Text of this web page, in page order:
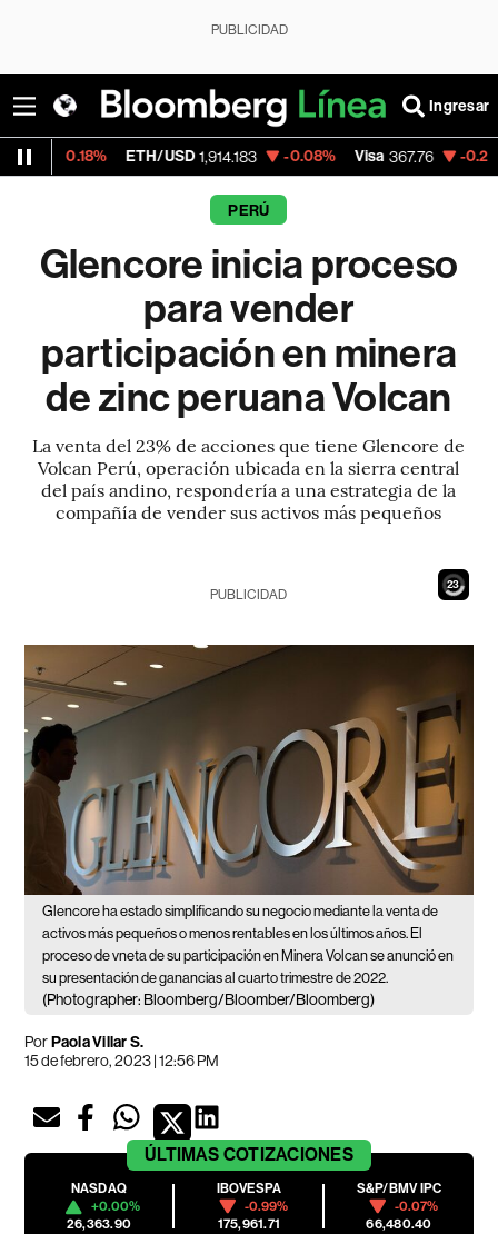
PUBLICIDAD
Ingresar
ETH/USD 1,914.183 -0.08% Visa 367.76 -0.21%
PERÚ
Glencore inicia proceso
para vender
participación en minera
de zinc peruana Volcan
La venta del 23% de acciones que tiene Glencore de
Volcan Perú, operación ubicada en la sierra central
del país andino, respondería a una estrategia de la
compañía de vender sus activos más pequeños
22
PUBLICIDAD
Glencore ha estado simplificando su negocio mediante la venta de
activos más pequeños o menos rentables en los últimos años. El
proceso de vneta de su participación en Minera Volcan se anunció en
su presentación de ganancias al cuarto trimestre de 2022.
(Photographer: Bloomberg/Bloomber/Bloomberg)
PorPaola Villar S.
15 de febrero, 2023 | 12:56 PM
ÚLTIMAS COTIZACIONES
NASDAQ
+0.00%
26,363.90
IBOVESPA
-0.99%
175,961.71
S&P/BMV IPC
-0.07%
66,480.40